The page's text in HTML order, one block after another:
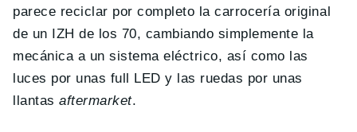
parece reciclar por completo la carrocería original
de un IZH de los 70, cambiando simplemente la
mecánica a un sistema eléctrico, así como las
luces por unas full LED y las ruedas por unas
llantasaftermarket.